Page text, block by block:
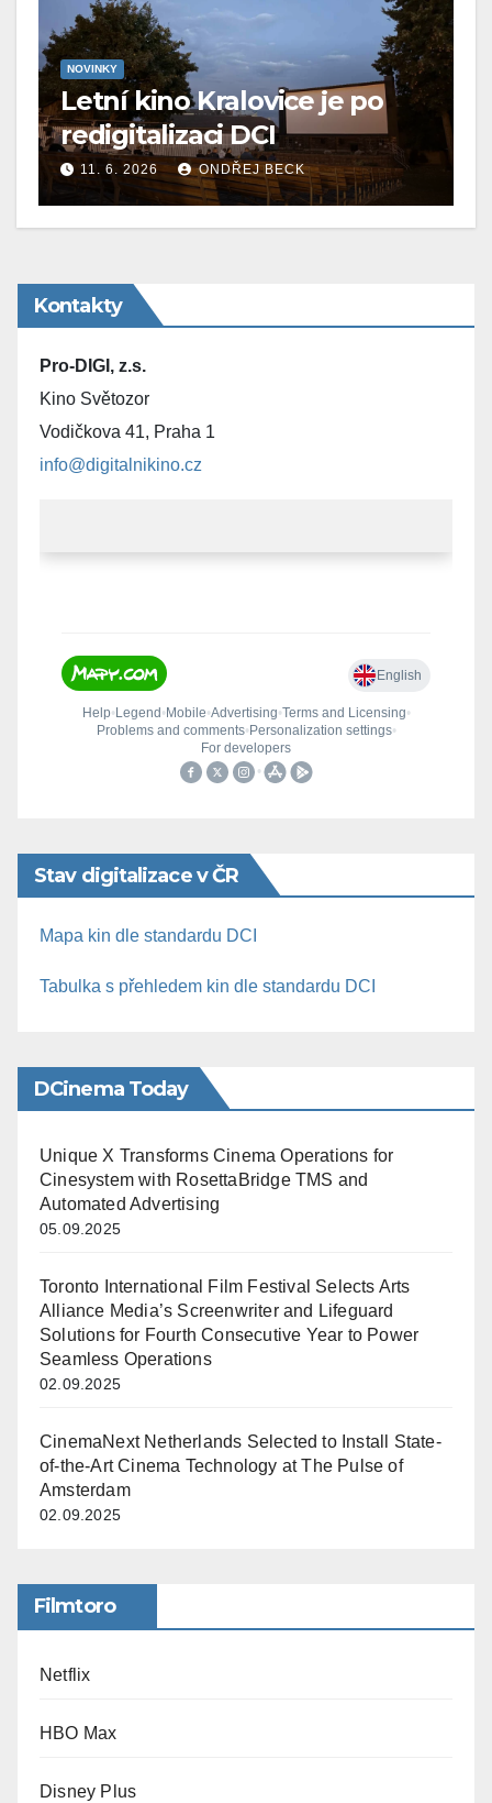
NOVINKY
Letní kino Kralovice je po
redigitalizaci DCI
11. 6. 2026 ONDŘEJ BECK
Kontakty
Pro-DIGI, z.s.
Kino Světozor
Vodičkova 41, Praha 1
info@digitalnikino.cz
Stav digitalizace v ČR
Mapa kin dle standardu DCI
Tabulka s přehledem kin dle standardu DCI
DCinema Today
Unique X Transforms Cinema Operations for
Cinesystem with RosettaBridge TMS and
Automated Advertising
05.09.2025
Toronto International Film Festival Selects Arts
Alliance Media’s Screenwriter and Lifeguard
Solutions for Fourth Consecutive Year to Power
Seamless Operations
02.09.2025
CinemaNext Netherlands Selected to Install State-
of-the-Art Cinema Technology at The Pulse of
Amsterdam
02.09.2025
Filmtoro
Netflix
HBO Max
Disney Plus